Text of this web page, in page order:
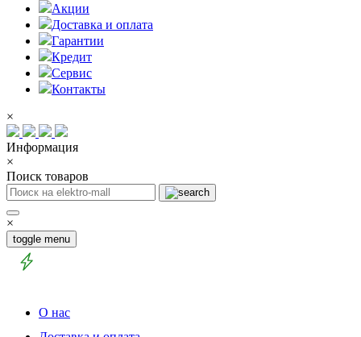
Акции
Доставка и оплата
Гарантии
Кредит
Сервис
Контакты
×
Информация
×
Поиск товаров
×
toggle menu
О нас